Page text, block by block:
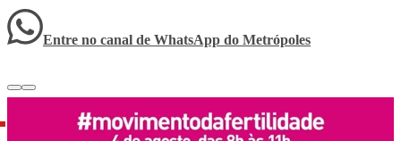
Entre no canal de WhatsApp do Metrópoles